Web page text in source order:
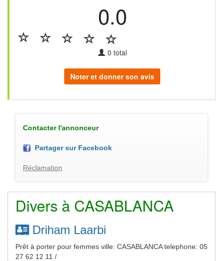
0.0
0 total
Noter et donner son avis
Contacter l'annonceur
Partager sur Facebook
Réclamation
Divers à CASABLANCA
Driham Laarbi
Prêt à porter pour femmes ville: CASABLANCA telephone: 05
27 62 12 11 /